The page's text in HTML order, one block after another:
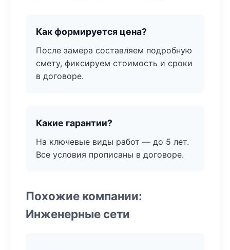
Как формируется цена?
После замера составляем подробную
смету, фиксируем стоимость и сроки
в договоре.
Какие гарантии?
На ключевые виды работ — до 5 лет.
Все условия прописаны в договоре.
Похожие компании:
Инженерные сети